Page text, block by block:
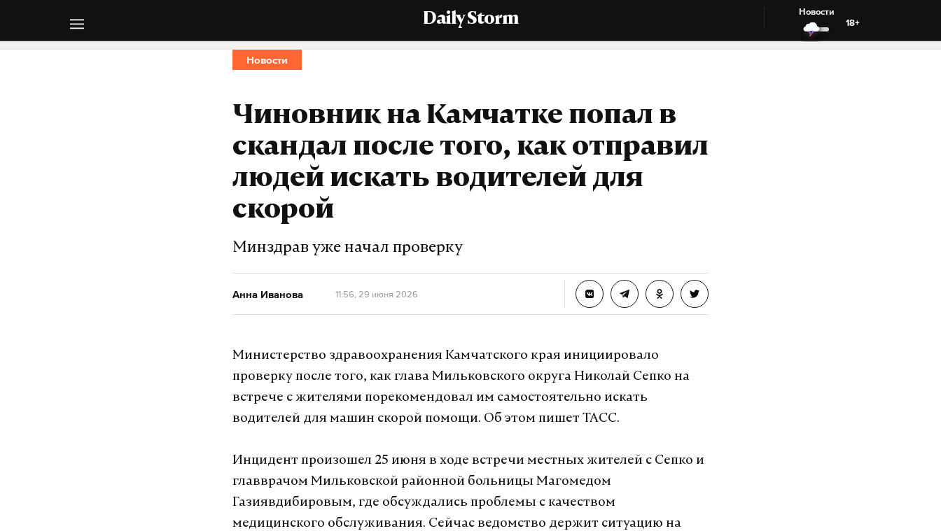
Daily Storm
Новости
18+
Новости
Чиновник на Камчатке попал в
скандал после того, как отправил
людей искать водителей для
скорой
Минздрав уже начал проверку
Анна Иванова 11:56, 29 июня 2026
Министерство здравоохранения Камчатского края инициировало
проверку после того, как глава Мильковского округа Николай Сепко на
встрече с жителями порекомендовал им самостоятельно искать
водителей для машин скорой помощи. Об этом пишет ТАСС.
Инцидент произошел 25 июня в ходе встречи местных жителей с Сепко и
главврачом Мильковской районной больницы Магомедом
Газиявдибировым, где обсуждались проблемы с качеством
медицинского обслуживания. Сейчас ведомство держит ситуацию на